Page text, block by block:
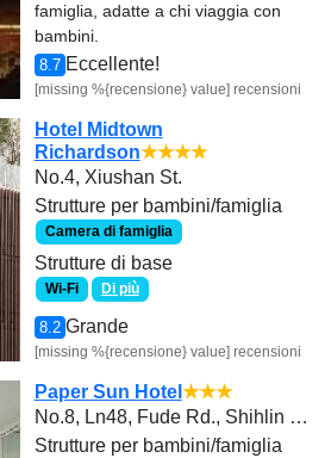
famiglia, adatte a chi viaggia con
bambini.
8.7 Eccellente!
[missing %{recensione} value] recensioni
Hotel Midtown
Richardson★★★★
No.4, Xiushan St.
Strutture per bambini/famiglia
Camera di famiglia
Strutture di base
Wi-Fi Di più
8.2 Grande
[missing %{recensione} value] recensioni
Paper Sun Hotel ★★★
No.8, Ln48, Fude Rd., Shihlin Dist.,
Strutture per bambini/famiglia